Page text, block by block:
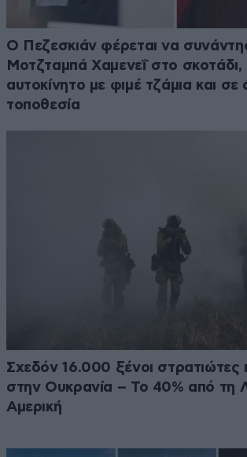
Ο Πεζεσκιάν φέρεται να
Μοτζταμπά Χαμενεΐ στο
αυτοκίνητο με φιμέ τζάμια και
τοποθεσία
Σχεδόν 16.000 ξένοι στρατιώτες
στην Ουκρανία – Το 40% από τη
Αμερική